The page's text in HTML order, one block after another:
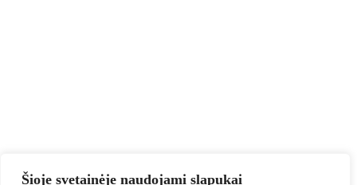
Šioje svetainėje naudojami slapukai